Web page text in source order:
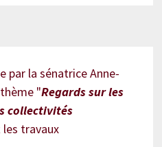
par la sénatrice Anne-
"Regards sur les
collectivités
travaux